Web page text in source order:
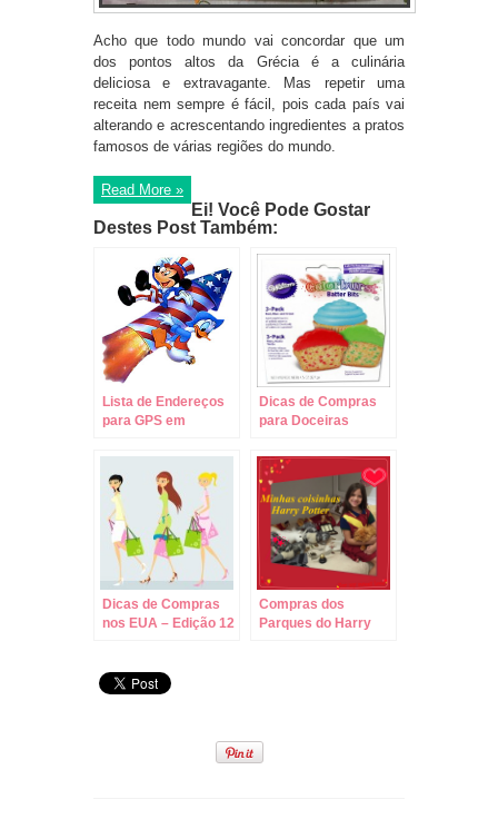
Acho que todo mundo vai concordar que um
dos pontos altos da Grécia é a culinária
deliciosa e extravagante. Mas repetir uma
receita nem sempre é fácil, pois cada país vai
alterando e acrescentando ingredientes a pratos
famosos de várias regiões do mundo.
Read More »
Ei! Você Pode Gostar
Destes Post Também:
Lista de Endereços
para GPS em
Dicas de Compras
para Doceiras
13
Dicas de Compras
nos EUA – Edição 12
Compras dos
Parques do Harry